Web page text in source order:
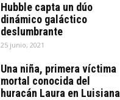
Hubble capta un dúo
dinámico galáctico
deslumbrante
25 junio, 2021
Una niña, primera víctima
mortal conocida del
huracán Laura en Luisiana